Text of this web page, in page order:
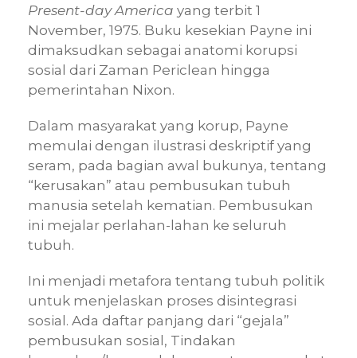
Present-day America yang terbit 1
November, 1975. Buku kesekian Payne ini
dimaksudkan sebagai anatomi korupsi
sosial dari Zaman Periclean hingga
pemerintahan Nixon.
Dalam masyarakat yang korup, Payne
memulai dengan ilustrasi deskriptif yang
seram, pada bagian awal bukunya, tentang
“kerusakan” atau pembusukan tubuh
manusia setelah kematian. Pembusukan
ini mejalar perlahan-lahan ke seluruh
tubuh.
Ini menjadi metafora tentang tubuh politik
untuk menjelaskan proses disintegrasi
sosial. Ada daftar panjang dari “gejala”
pembusukan sosial, Tindakan